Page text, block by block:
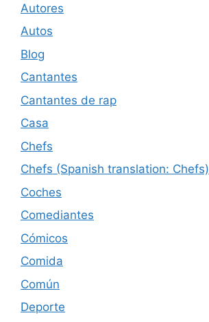
Autores
Autos
Blog
Cantantes
Cantantes de rap
Casa
Chefs
Chefs (Spanish translation: Chefs)
Coches
Comediantes
Cómicos
Comida
Común
Deporte